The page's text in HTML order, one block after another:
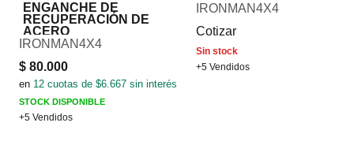
ENGANCHE DE
RECUPERACIÓN DE
ACERO
IRONMAN4X4
$ 80.000
en 12 cuotas de $6.667 sin interés
STOCK DISPONIBLE
+5 Vendidos
IRONMAN4X4
Cotizar
Sin stock
+5 Vendidos